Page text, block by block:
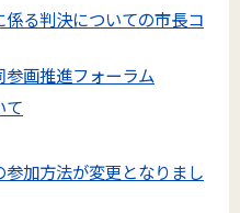
る判決についての市長コ
画推進フォーラム
て
加方法が変更となりまし